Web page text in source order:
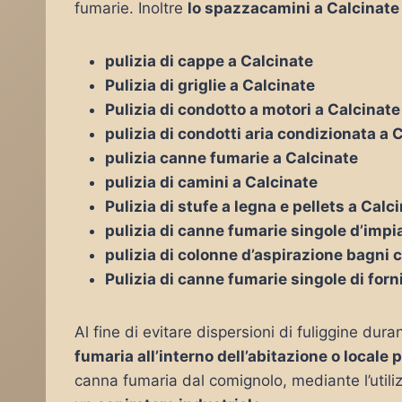
fumarie. Inoltre lo spazzacamini a Calcinate
pulizia di cappe a Calcinate
Pulizia di griglie a Calcinate
Pulizia di condotto a motori a Calcinate
pulizia di condotti aria condizionata a
pulizia canne fumarie a Calcinate
pulizia di camini a Calcinate
Pulizia di stufe a legna e pellets a
pulizia di canne fumarie singole
pulizia di colonne d’aspirazione bagni
Pulizia di canne fumarie singole di
Al fine di evitare dispersioni di fuliggine
fumaria all’interno dell’abitazione o locale
canna fumaria dal comignolo, mediante